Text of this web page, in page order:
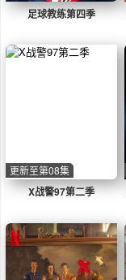
足球教练第四季
X战警97第二季
更新至第08集